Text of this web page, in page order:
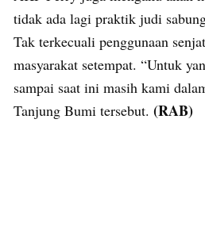
tidak ada lagi praktik judi
Tak terkecuali penggunaan
masyarakat setempat. “Untuk
sampai saat ini masih kami
Tanjung Bumi tersebut. (RAB)